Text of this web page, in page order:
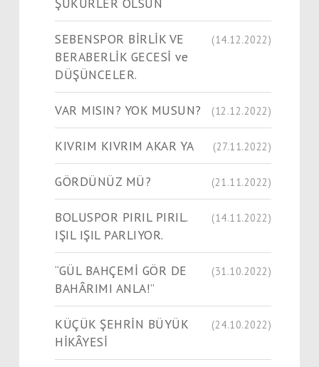
ŞÜKÜRLER OLSUN
SEBENSPOR BİRLİK VE
BERABERLİK GECESİ ve
DÜŞÜNCELER.
(14.12.2022)
VAR MISIN? YOK MUSUN? (12.12.2022)
KIVRIM KIVRIM AKAR YA (27.11.2022)
GÖRDÜNÜZ MÜ? (21.11.2022)
BOLUSPOR PIRIL PIRIL.
IŞIL IŞIL PARLIYOR.
(14.11.2022)
“GÜL BAHÇEMİ GÖR DE
BAHÂRIMI ANLA!”
(31.10.2022)
KÜÇÜK ŞEHRİN BÜYÜK
HİKÂYESİ
(24.10.2022)